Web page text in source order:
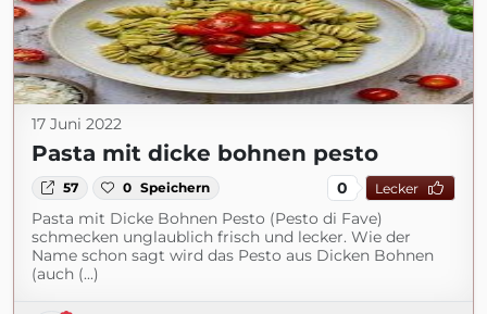
17 Juni 2022
Pasta mit dicke bohnen pesto
57 0 Speichern 0 Lecker
Pasta mit Dicke Bohnen Pesto (Pesto di Fave)
schmecken unglaublich frisch und lecker. Wie der
Name schon sagt wird das Pesto aus Dicken Bohnen
(auch (...)